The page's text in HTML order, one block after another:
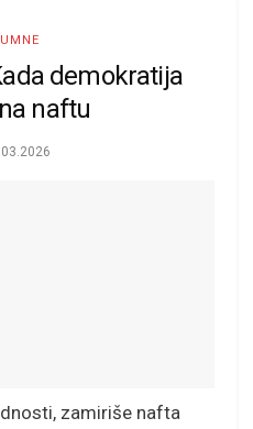
demokratija
naftu
zamiriše nafta